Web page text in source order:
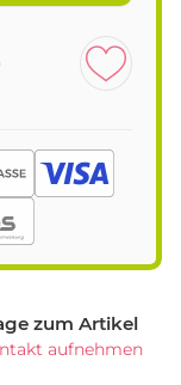
zum Artikel
aufnehmen